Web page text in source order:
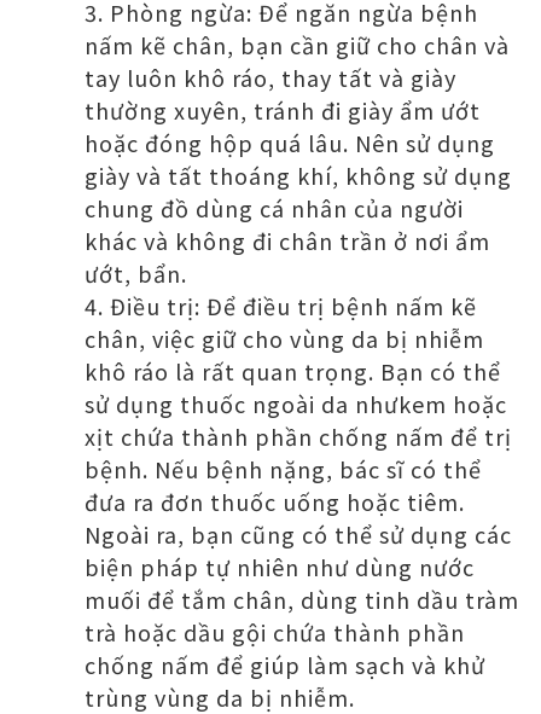
Phòng ngừa: Để ngăn ngừa bệnh
nấm kẽ chân, bạn cần giữ cho chân và
tay luôn khô ráo, thay tất và giày
thường xuyên, tránh đi giày ẩm ướt
hoặc đóng hộp quá lâu. Nên sử dụng
giày và tất thoáng khí, không sử dụng
chung đồ dùng cá nhân của người
khác và không đi chân trần ở nơi ẩm
ướt, bẩn.
Điều trị: Để điều trị bệnh nấm kẽ
chân, việc giữ cho vùng da bị nhiễm
khô ráo là rất quan trọng. Bạn có thể
sử dụng thuốc ngoài da nhưkem hoặc
xịt chứa thành phần chống nấm để trị
bệnh. Nếu bệnh nặng, bác sĩ có thể
đưa ra đơn thuốc uống hoặc tiêm.
Ngoài ra, bạn cũng có thể sử dụng các
biện pháp tự nhiên như dùng nước
muối để tắm chân, dùng tinh dầu tràm
trà hoặc dầu gội chứa thành phần
chống nấm để giúp làm sạch và khử
trùng vùng da bị nhiễm.